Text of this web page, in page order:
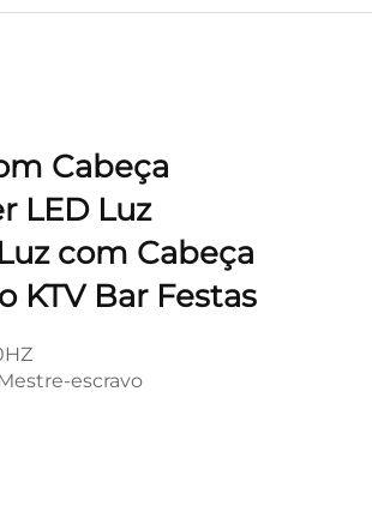
Cabeça
LED Luz
com Cabeça
KTV Bar Festas
escravo